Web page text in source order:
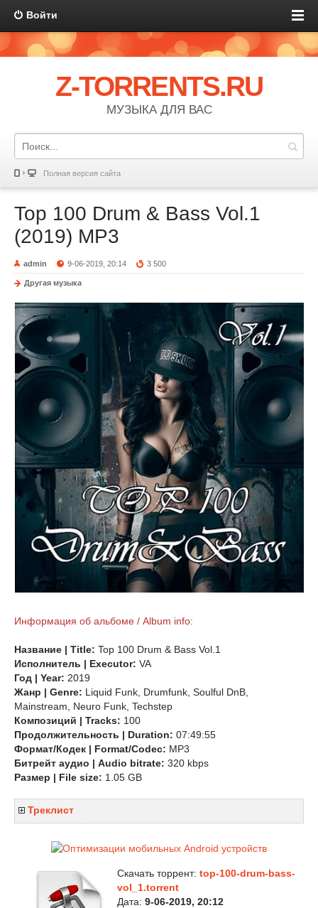
Войти
Z-TORRENTS.RU
МУЗЫКА ДЛЯ ВАС
Полная версия сайта
Top 100 Drum & Bass Vol.1
(2019) MP3
admin 9-06-2019, 20:14 3 500
Другая музыка
Информация об альбоме / Album info:
Название | Title: Top 100 Drum & Bass Vol.1
Исполнитель | Executor: VA
Год | Year: 2019
Жанр | Genre: Liquid Funk, Drumfunk, Soulful DnB,
Mainstream, Neuro Funk, Techstep
Композиций | Tracks: 100
Продолжительность | Duration: 07:49:55
Формат/Кодек | Format/Codec: MP3
Битрейт аудио | Audio bitrate: 320 kbps
Размер | File size: 1.05 GB
Треклист
Скачать торрент: top-100-drum-bass-
vol_1.torrent
Дата: 9-06-2019, 20:12